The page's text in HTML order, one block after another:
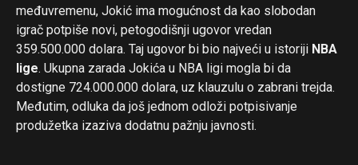
međuvremenu, Jokić ima mogućnost da kao slobodan
igrač potpiše novi, petogodišnji ugovor vredan
359.500.000 dolara. Taj ugovor bi bio najveći u istoriji NBA
lige. Ukupna zarada Jokića u NBA ligi mogla bi da
dostigne 724.000.000 dolara, uz klauzulu o zabrani trejda.
Međutim, odluka da još jednom odloži potpisivanje
produžetka izaziva dodatnu pažnju javnosti.